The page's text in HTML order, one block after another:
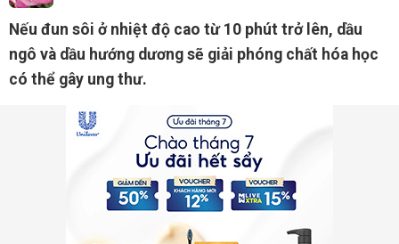
Nếu đun sôi ở nhiệt độ cao từ 10 phút trở lên, dầu
ngô và dầu hướng dương sẽ giải phóng chất hóa học
có thể gây ung thư.